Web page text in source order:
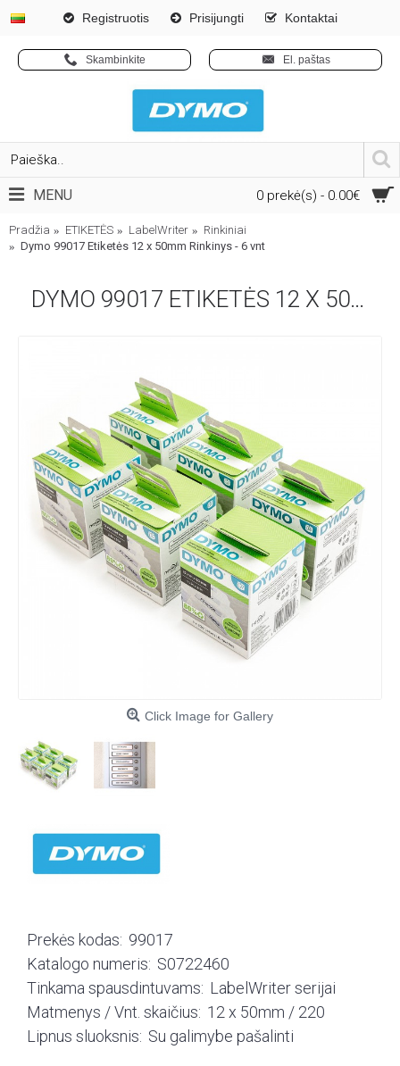
Registruotis Prisijungti Kontaktai
Skambinkite El. paštas
0 prekė(s) - 0.00€
MENU
Pradžia ETIKETĖS LabelWriter
Rinkiniai
Dymo 99017 Etiketės 12 x 50mm Rinkinys - 6 vnt
DYMO 99017 ETIKETĖS 12 X 50MM RINKINYS - 6 VNT
Click Image for Gallery
Prekės kodas: 99017
Katalogo numeris: S0722460
Tinkama spausdintuvams: LabelWriter serijai
Matmenys / Vnt. skaičius: 12 x 50mm / 220
Lipnus sluoksnis: Su galimybe pašalinti